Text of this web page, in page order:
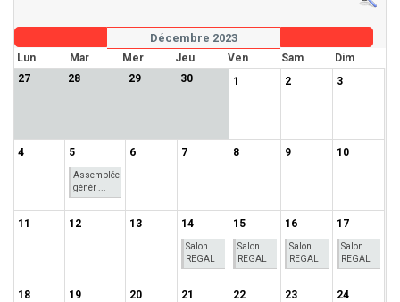
Décembre 2023
Lun Mar Mer Jeu Ven Sam
Dim
27
28 29 30 1 2 3
4 5
Assemblée
génér ...
6 7 8 9 10
11 12 13 14
Salon
REGAL
15
Salon
REGAL
16
Salon
REGAL
17
Salon
REGAL
18 19 20 21 22 23 24